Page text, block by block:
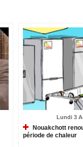
Lundi 3
Nouakchott
période de chaleur